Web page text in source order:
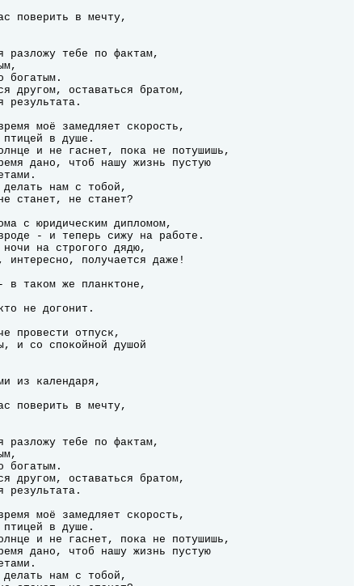
поверить в мечту,
разложу тебе по фактам,
богатым.
другом, оставаться братом,
результата.
с юридическим дипломом,
- и теперь сижу на работе.
на строгого дядю,
интересно, получается даже!
в таком же планктоне,
не догонит.
провести отпуск,
и со спокойной душой
из календаря,
поверить в мечту,
разложу тебе по фактам,
богатым.
другом, оставаться братом,
результата.